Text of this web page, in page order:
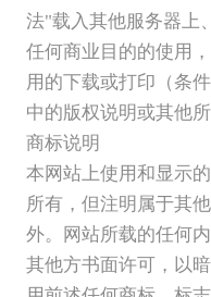
法"载入其他服务器上
任何商业目的的使用
用的下载或打印（条
中的版权说明或其他
商标说明
本网站上使用和显示
所有，但注明属于其
外。网站所载的任何
其他方书面许可，以